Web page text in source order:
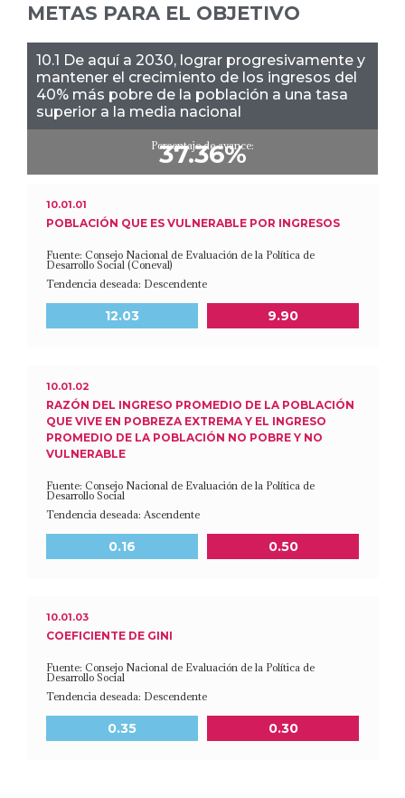
METAS PARA EL OBJETIVO
10.1 De aquí a 2030, lograr progresivamente y
mantener el crecimiento de los ingresos del
40% más pobre de la población a una tasa
superior a la media nacional
Porcentaje de avance:
37.36%
10.01.01
POBLACIÓN QUE ES VULNERABLE POR INGRESOS
Fuente: Consejo Nacional de Evaluación de la Política de
Desarrollo Social (Coneval)
Tendencia deseada: Descendente
12.03 Meta a 2030
9.90
10.01.02
RAZÓN DEL INGRESO PROMEDIO DE LA POBLACIÓN
QUE VIVE EN POBREZA EXTREMA Y EL INGRESO
PROMEDIO DE LA POBLACIÓN NO POBRE Y NO
VULNERABLE
Fuente: Consejo Nacional de Evaluación de la Política de
Desarrollo Social
Tendencia deseada: Ascendente
0.16 Meta a 2030
0.50
10.01.03
COEFICIENTE DE GINI
Fuente: Consejo Nacional de Evaluación de la Política de
Desarrollo Social
Tendencia deseada: Descendente
0.35 Meta a 2030
0.30